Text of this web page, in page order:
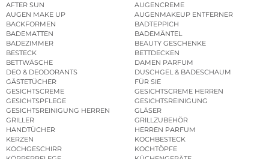
AFTER SUN
AUGENCREME
AUGEN MAKE UP
AUGENMAKEUP ENTFERNER
BACKFORMEN
BADTEPPICH
BADEMATTEN
BADEMÄNTEL
BADEZIMMER
BEAUTY GESCHENKE
BESTECK
BETTDECKEN
BETTWÄSCHE
DAMEN PARFUM
DEO & DEODORANTS
DUSCHGEL & BADESCHAUM
GÄSTETÜCHER
FÜR SIE
GESICHTSCREME
GESICHTSCREME HERREN
GESICHTSPFLEGE
GESICHTSREINIGUNG
GESICHTSREINIGUNG HERREN
GLÄSER
GRILLER
GRILLZUBEHÖR
HANDTÜCHER
HERREN PARFUM
KERZEN
KOCHBESTECK
KOCHGESCHIRR
KOCHTÖPFE